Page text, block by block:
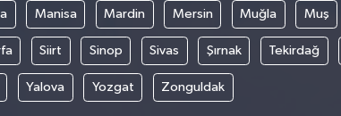
Manisa Mardin Mersin Muğla Muş
Siirt Sinop Sivas Şırnak Tekirdağ
Yalova Yozgat Zonguldak